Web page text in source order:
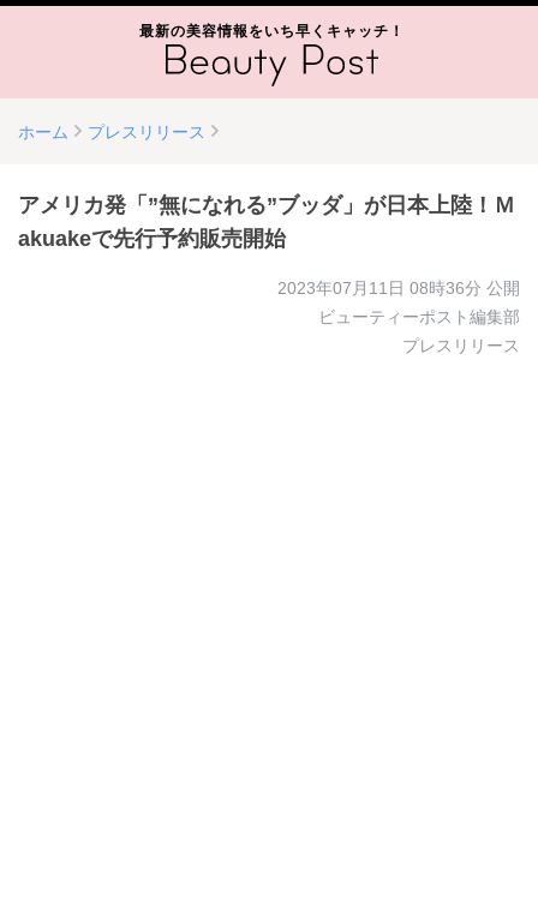
最新の美容情報をいち早くキャッチ！
ホーム プレスリリース
アメリカ発「”無になれる”ブッダ」が日本上陸！Ｍ
akuakeで先行予約販売開始
2023年07月11日 08時36分 公開
ビューティーポスト編集部
プレスリリース